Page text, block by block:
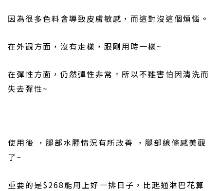
因為很多色料會導致皮膚敏感，而這對沒這個煩惱。
在外觀方面，沒有走樣，跟剛用時一樣~
在彈性方面，仍然彈性非常。所以不雖害怕因清洗而
失去彈性~
使用後 ，腿部水腫情況有所改善 ，腿部線條感美觀
了~
重要的是$268能用上好一排日子，比起通淋巴花算